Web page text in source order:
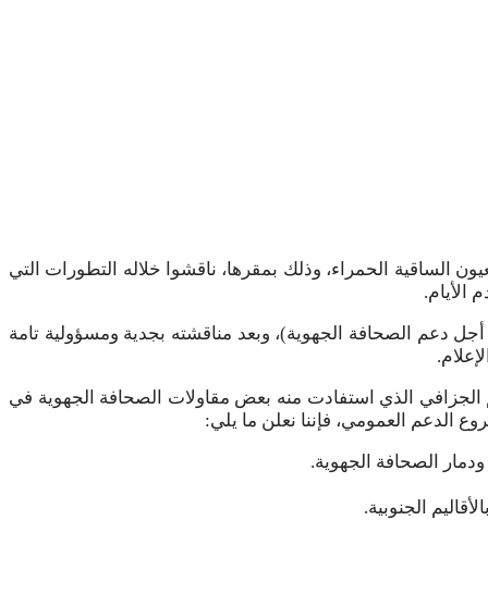
لجهة العيون الساقية الحمراء، وذلك بمقرها، ناقشوا خلاله التطورات التي
الأيام.
دعم الصحافة الجهوية)، وبعد مناقشته بجدية ومسؤولية تامة
الذي استفادت منه بعض مقاولات الصحافة الجهوية في
الدعم العمومي، فإننا نعلن ما يلي: